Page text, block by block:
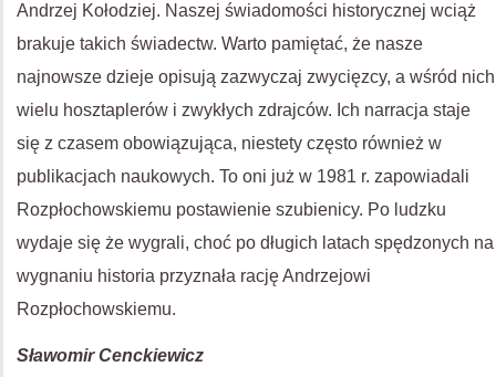
Andrzej Kołodziej. Naszej świadomości historycznej wciąż
brakuje takich świadectw. Warto pamiętać, że nasze
najnowsze dzieje opisują zazwyczaj zwycięzcy, a wśród nich
wielu hosztaplerów i zwykłych zdrajców. Ich narracja staje
się z czasem obowiązująca, niestety często również w
publikacjach naukowych. To oni już w 1981 r. zapowiadali
Rozpłochowskiemu postawienie szubienicy. Po ludzku
wydaje się że wygrali, choć po długich latach spędzonych na
wygnaniu historia przyznała rację Andrzejowi
Rozpłochowskiemu.
Sławomir Cenckiewicz